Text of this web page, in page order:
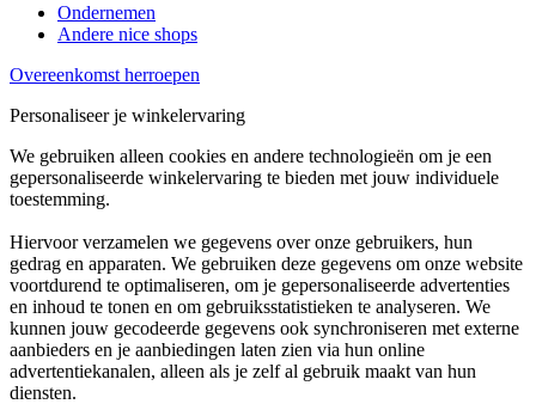
Ondernemen
Andere nice shops
Overeenkomst herroepen
Personaliseer je winkelervaring
We gebruiken alleen cookies en andere technologieën om je een
gepersonaliseerde winkelervaring te bieden met jouw individuele
toestemming.
Hiervoor verzamelen we gegevens over onze gebruikers, hun
gedrag en apparaten. We gebruiken deze gegevens om onze website
voortdurend te optimaliseren, om je gepersonaliseerde advertenties
en inhoud te tonen en om gebruiksstatistieken te analyseren. We
kunnen jouw gecodeerde gegevens ook synchroniseren met externe
aanbieders en je aanbiedingen laten zien via hun online
advertentiekanalen, alleen als je zelf al gebruik maakt van hun
diensten.